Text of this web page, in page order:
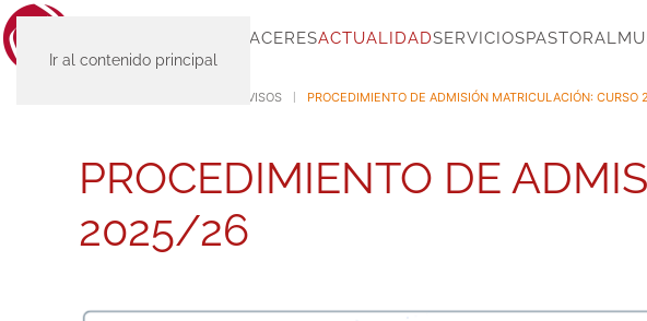
Ir al contenido principal
SC-PLACERESACTUALIDADSERVICIOSPASTORAL
AVISOS PROCEDIMIENTO DE ADMISIÓN MATRICULACIÓN:
PROCEDIMIENTO DE
2025/26